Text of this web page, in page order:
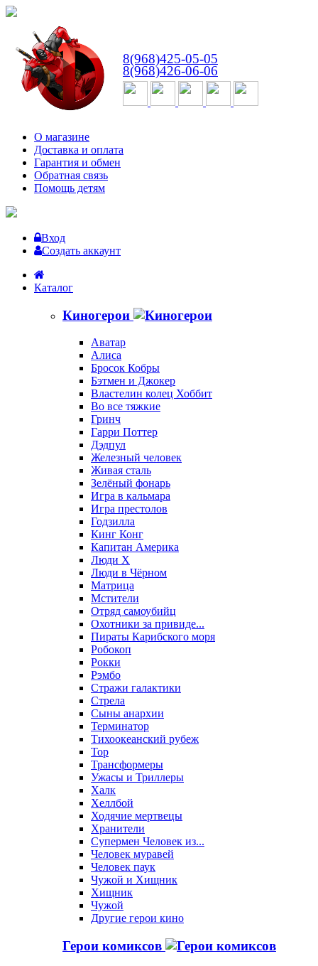
8(968)425-05-05
8(968)426-06-06
О магазине
Доставка и оплата
Гарантия и обмен
Обратная связь
Помощь детям
Вход
Создать аккаунт
Каталог
Киногерои
Аватар
Алиса
Бросок Кобры
Бэтмен и Джокер
Властелин колец Хоббит
Во все тяжкие
Гринч
Гарри Поттер
Дэдпул
Железный человек
Живая сталь
Зелёный фонарь
Игра в кальмара
Игра престолов
Годзилла
Кинг Конг
Капитан Америка
Люди X
Люди в Чёрном
Матрица
Мстители
Отряд самоубийц
Охотники за привиде...
Пираты Карибского моря
Робокоп
Рокки
Рэмбо
Стражи галактики
Стрела
Сыны анархии
Терминатор
Тихоокеанский рубеж
Тор
Трансформеры
Ужасы и Триллеры
Халк
Хеллбой
Ходячие мертвецы
Хранители
Супермен Человек из...
Человек муравей
Человек паук
Чужой и Хищник
Хищник
Чужой
Другие герои кино
Герои комиксов